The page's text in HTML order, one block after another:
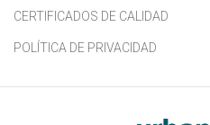
CERTIFICADOS DE CALIDAD
POLÍTICA DE PRIVACIDAD